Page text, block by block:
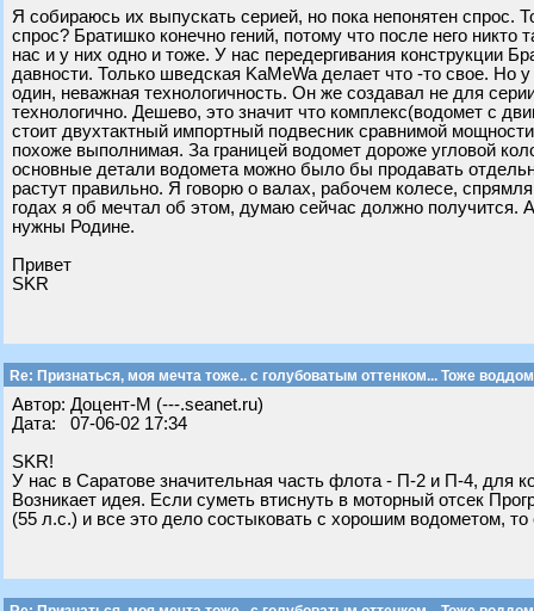
Я собираюсь их выпускать серией, но пока непонятен спрос.
спрос? Братишко конечно гений, потому что после него
нас и у них одно и тоже. У нас передергивания конструкции
давности. Только шведская KaMeWa делает что -то свое. Но
один, неважная технологичность. Он же создавал не для
технологично. Дешево, это значит что комплекс(водомет с
стоит двухтактный импортный подвесник сравнимой
похоже выполнимая. За границей водомет дороже угловой
основные детали водомета можно было бы продавать
растут правильно. Я говорю о валах, рабочем колесе,
годах я об мечтал об этом, думаю сейчас должно получится.
нужны Родине.
Привет
SKR
Re: Признаться, моя мечта тоже.. с голубоватым оттенком... Тоже
Автор: Доцент-М (---.seanet.ru)
Дата: 07-06-02 17:34
SKR!
У нас в Саратове значительная часть флота - П-2 и П-4, для
Возникает идея. Если суметь втиснуть в моторный отсек
(55 л.с.) и все это дело состыковать с хорошим водометом, то